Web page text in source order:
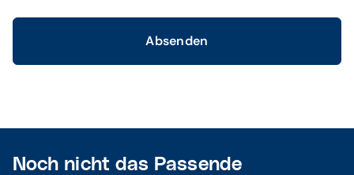
Absenden
Noch nicht das Passende